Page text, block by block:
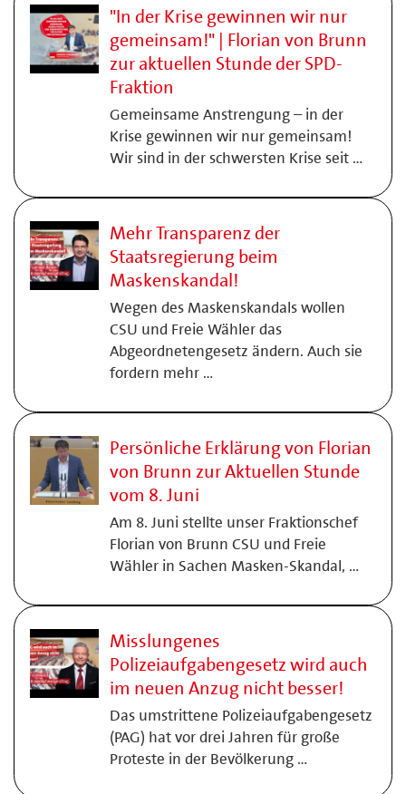
"In der Krise gewinnen wir nur
gemeinsam!" | Florian von Brunn
zur aktuellen Stunde der SPD-
Fraktion
Gemeinsame Anstrengung – in der
Krise gewinnen wir nur gemeinsam!
Wir sind in der schwersten Krise seit …
Mehr Transparenz der
Staatsregierung beim
Maskenskandal!
Wegen des Maskenskandals wollen
CSU und Freie Wähler das
Abgeordnetengesetz ändern. Auch sie
fordern mehr …
Persönliche Erklärung von Florian
von Brunn zur Aktuellen Stunde
vom 8. Juni
Am 8. Juni stellte unser Fraktionschef
Florian von Brunn CSU und Freie
Wähler in Sachen Masken-Skandal, …
Misslungenes
Polizeiaufgabengesetz wird auch
im neuen Anzug nicht besser!
Das umstrittene Polizeiaufgabengesetz
(PAG) hat vor drei Jahren für große
Proteste in der Bevölkerung …